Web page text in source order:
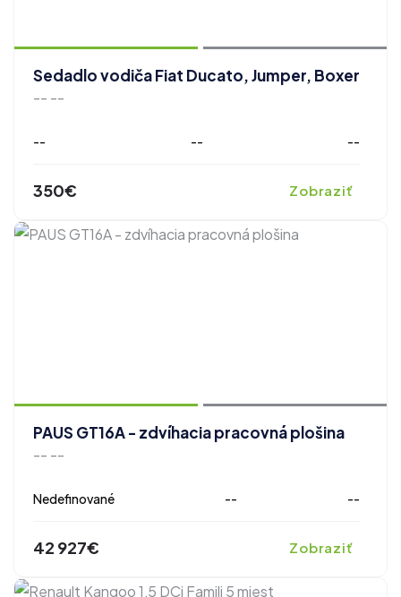
Sedadlo vodiča Fiat Ducato, Jumper, Boxer
-- --
-- -- --
350€ Zobraziť
PAUS GT16A - zdvíhacia pracovná plošina
-- --
Nedefinované -- --
42 927€ Zobraziť